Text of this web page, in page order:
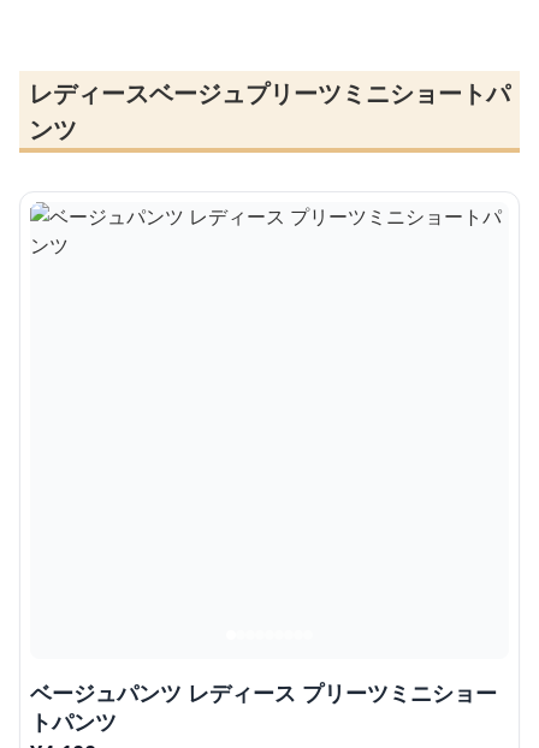
レディースベージュプリーツミニショートパ
ンツ
ベージュパンツ レディース プリーツミニショー
トパンツ